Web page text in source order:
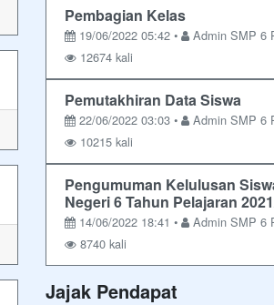
Pembagian Kelas
19/06/2022 05:42 •
Admin SMP 6
12674 kali
Pemutakhiran Data Siswa
22/06/2022 03:03 •
Admin SMP 6
10215 kali
Pengumuman Kelulusan
Negeri 6 Tahun Pelajaran
14/06/2022 18:41 •
Admin SMP 6
8740 kali
Jajak Pendapat